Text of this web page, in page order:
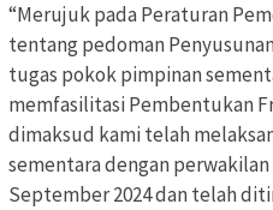
“Merujuk pada Peraturan
tentang pedoman
tugas pokok pimpinan
memfasilitasi Pembentukan
dimaksud kami telah
sementara dengan
September 2024 dan telah